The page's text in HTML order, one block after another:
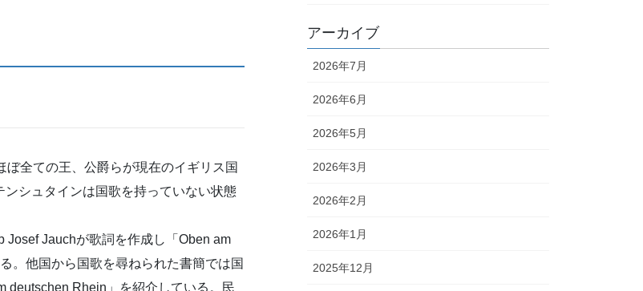
全ての王、公爵らが現在のイギリス国
シュタインは国歌を持っていない状態
Josef Jauchが歌詞を作成し「Oben am
。他国から国歌を尋ねられた書簡では国
deutschen Rhein」を紹介している。民
アーカイブ
2026年7月
2026年6月
2026年5月
2026年3月
2026年2月
2026年1月
2025年12月